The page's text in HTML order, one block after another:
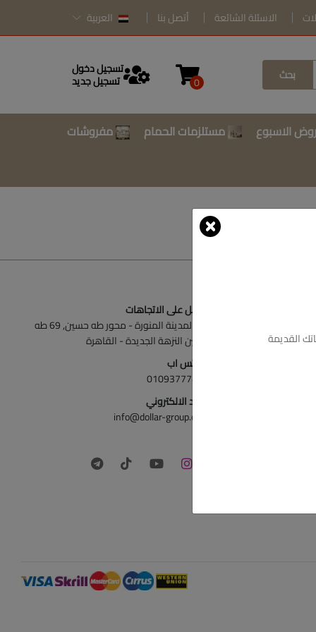
الاسئلة الشائعة أتصل بنا العربية
بحث 0
تسجيل دخول
تسجيل جديد
الاسبوع مستلزمات الحمام
مفروشات
أحصل على الاتجاهات
ش المدينة المنورة - محور طه حسين, 69 طه
حسين النزهة الجديدة - القاهرة
الواتس اب
01093777446
البريد الالكتروني
info@dollar-group.com
القديمة